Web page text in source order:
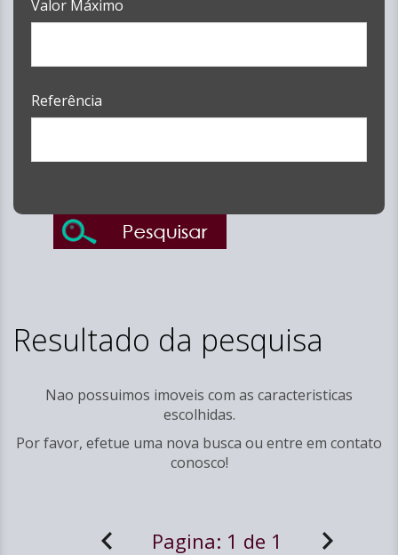
Valor Máximo
Referência
Resultado da pesquisa
Nao possuimos imoveis com as caracteristicas
escolhidas.
Por favor, efetue uma nova busca ou entre em contato
conosco!
Pagina: 1 de 1